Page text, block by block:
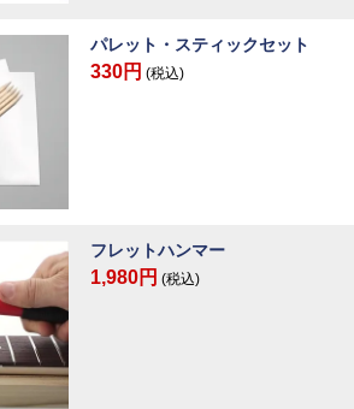
パレット・スティックセット
330円 (税込)
フレットハンマー
1,980円 (税込)